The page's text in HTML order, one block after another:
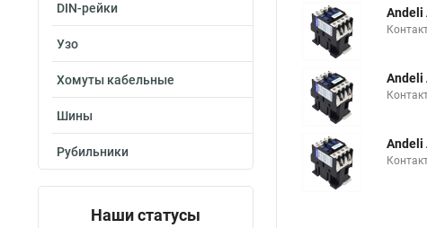
DIN-рейки
Узо
Хомуты кабельные
Шины
Рубильники
Наши статусы
Andeli
Andeli
Andeli